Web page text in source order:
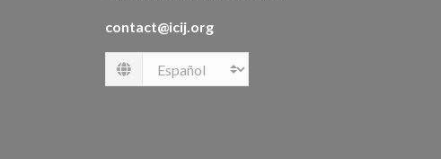
contact@icij.org
Language